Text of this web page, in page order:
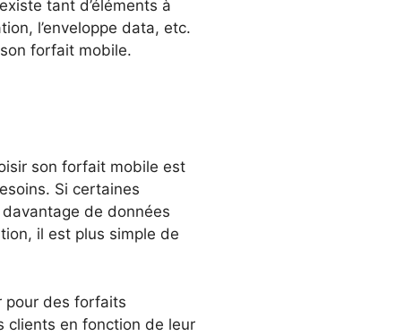
tant d’éléments à
l’enveloppe data, etc.
forfait mobile.
son forfait mobile est
Si certaines
davantage de données
il est plus simple de
pour des forfaits
clients en fonction de leur